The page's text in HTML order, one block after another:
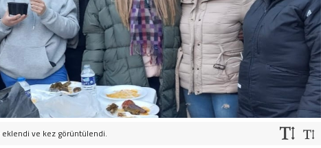
ve kez görüntülendi.